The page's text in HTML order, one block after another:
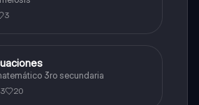
3
3ro secundaria
20